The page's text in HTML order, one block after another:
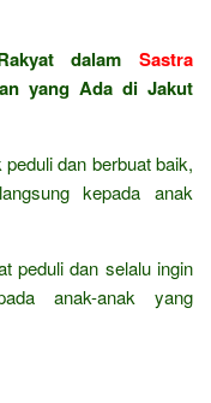
dalam Sastra
yang Ada di Jakut
dan berbuat baik,
kepada anak
peduli dan selalu ingin
anak-anak yang